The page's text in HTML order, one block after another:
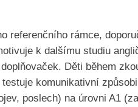
referenčního rámce,
k dalšímu studiu
Děti během
komunikativní
poslech) na úrovni A1